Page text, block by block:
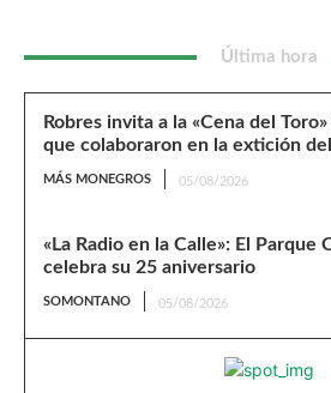
Última hora
Robres invita a la «Cena del
que colaboraron en la extición
MÁS MONEGROS 05/08/2026
«La Radio en la Calle»: El Parque
celebra su 25 aniversario
SOMONTANO 05/08/2026